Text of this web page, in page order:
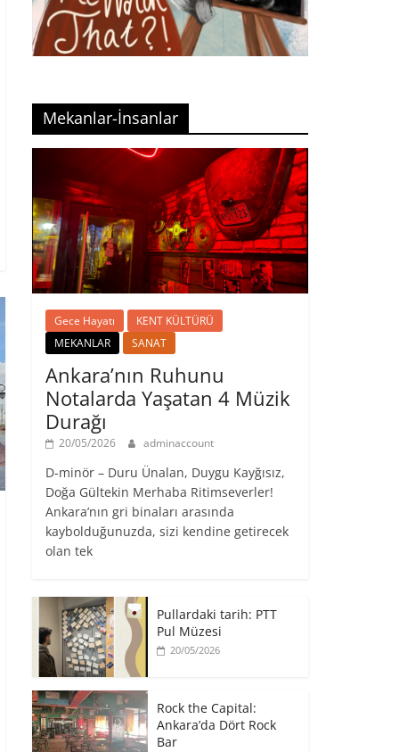
Mekanlar-İnsanlar
Gece Hayatı
KENT KÜLTÜRÜ
MEKANLAR
SANAT
Ankara’nın Ruhunu
Notalarda Yaşatan 4 Müzik
Durağı
20/05/2026 adminaccount
D-minör – Duru Ünalan, Duygu Kayğısız,
Doğa Gültekin Merhaba Ritimseverler!
Ankara’nın gri binaları arasında
kaybolduğunuzda, sizi kendine getirecek
olan tek
Pullardaki tarih: PTT
Pul Müzesi
20/05/2026
Rock the Capital:
Ankara’da Dört Rock
Bar